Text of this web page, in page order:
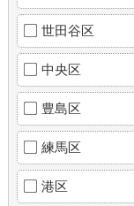
世田谷区
中央区
豊島区
練馬区
港区